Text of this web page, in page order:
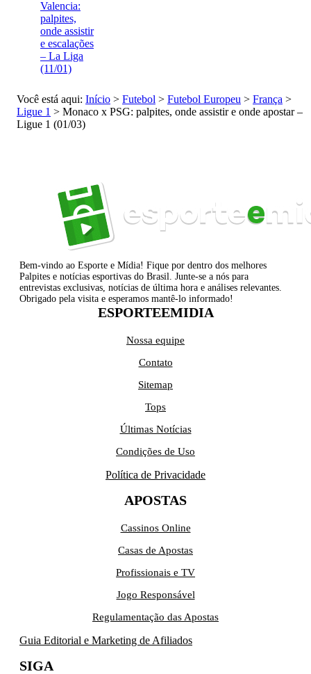
Valencia:
palpites,
onde assistir
e escalações
– La Liga
(11/01)
Você está aqui: Início > Futebol > Futebol Europeu > França >
Ligue 1 > Monaco x PSG: palpites, onde assistir e onde apostar –
Ligue 1 (01/03)
Bem-vindo ao Esporte e Mídia! Fique por dentro dos melhores
Palpites e notícias esportivas do Brasil. Junte-se a nós para
entrevistas exclusivas, notícias de última hora e análises relevantes.
Obrigado pela visita e esperamos mantê-lo informado!
ESPORTEEMIDIA
Nossa equipe
Contato
Sitemap
Tops
Últimas Notícias
Condições de Uso
Política de Privacidade
APOSTAS
Cassinos Online
Casas de Apostas
Profissionais e TV
Jogo Responsável
Regulamentação das Apostas
Guia Editorial e Marketing de Afiliados
SIGA